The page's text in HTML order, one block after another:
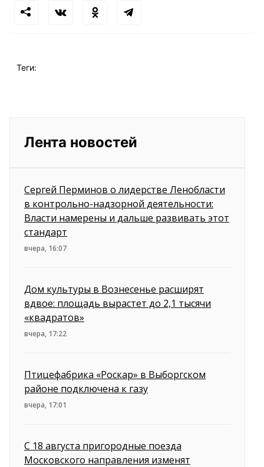
Теги:
Лента новостей
Сергей Перминов о лидерстве Ленобласти
в контрольно-надзорной деятельности:
Власти намерены и дальше развивать этот
стандарт
вчера, 16:07
Дом культуры в Вознесенье расширят
вдвое: площадь вырастет до 2,1 тысячи
«квадратов»
вчера, 17:22
Птицефабрика «Роскар» в Выборгском
районе подключена к газу
вчера, 17:01
С 18 августа пригородные поезда
Московского направления изменят